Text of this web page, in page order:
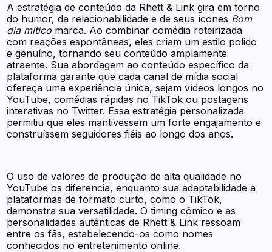
A estratégia de conteúdo da Rhett & Link gira em torno
do humor, da relacionabilidade e de seus ícones Bom
dia mítico marca. Ao combinar comédia roteirizada
com reações espontâneas, eles criam um estilo polido
e genuíno, tornando seu conteúdo amplamente
atraente. Sua abordagem ao conteúdo específico da
plataforma garante que cada canal de mídia social
ofereça uma experiência única, sejam vídeos longos no
YouTube, comédias rápidas no TikTok ou postagens
interativas no Twitter. Essa estratégia personalizada
permitiu que eles mantivessem um forte engajamento e
construíssem seguidores fiéis ao longo dos anos.
O uso de valores de produção de alta qualidade no
YouTube os diferencia, enquanto sua adaptabilidade a
plataformas de formato curto, como o TikTok,
demonstra sua versatilidade. O timing cômico e as
personalidades autênticas de Rhett & Link ressoam
entre os fãs, estabelecendo-os como nomes
conhecidos no entretenimento online.